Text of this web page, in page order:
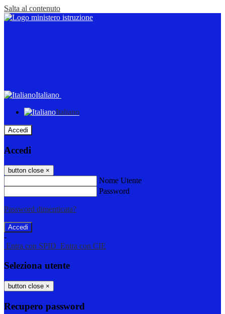
Salta al contenuto
Italiano
Italiano
Accedi
Accedi
button close ×
Nome Utente
Password
Password dimenticata?
-
Entra con SPID Entra con CIE
Seleziona utente
button close ×
Recupero password